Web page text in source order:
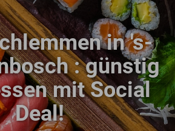
10+ miljoen leden
9,4
Ontdek 15.000+ deals
in 's-
: günstig
mit Social
Deal!